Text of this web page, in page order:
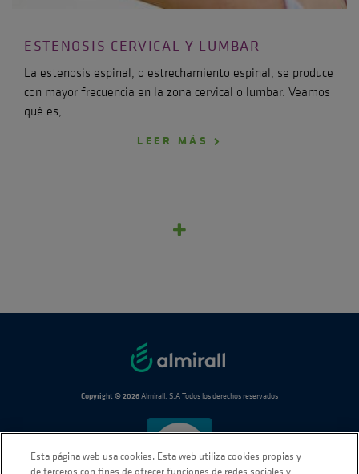
ESTENOSIS CERVICAL Y LUMBAR
La estenosis espinal, o estrechamiento espinal, se produce
con mayor frecuencia en la zona cervical o lumbar. Veamos
qué es,…
LEER MÁS
Copyright © 2026Almirall, S.A Todos los derechos reservados
Esta página web usa cookies. Esta web utiliza cookies propias y
de terceros con fines de ofrecer funciones de redes sociales y